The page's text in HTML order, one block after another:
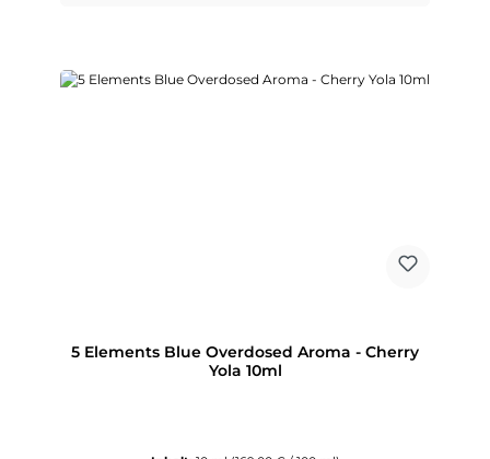
5 Elements Blue Overdosed Aroma - Cherry
Yola 10ml